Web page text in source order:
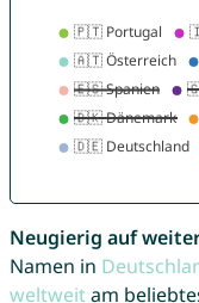
Neugierig auf
Namen in
weltweitam